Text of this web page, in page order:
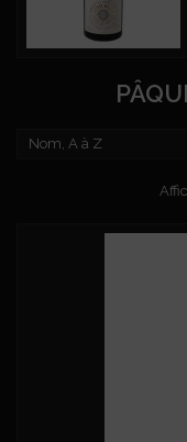
Nom, A à Z